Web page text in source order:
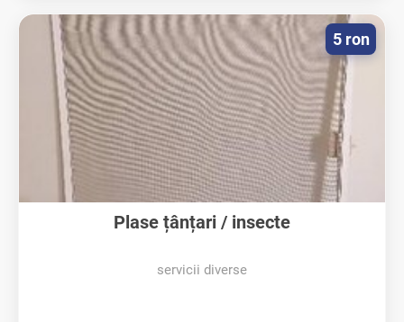
Plase țânțari / insecte
servicii diverse
5 ron